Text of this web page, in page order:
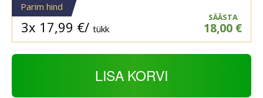
Parim hind
3x 17,99 €/ tükk
SÄÄSTA
18,00 €
LISA KORVI